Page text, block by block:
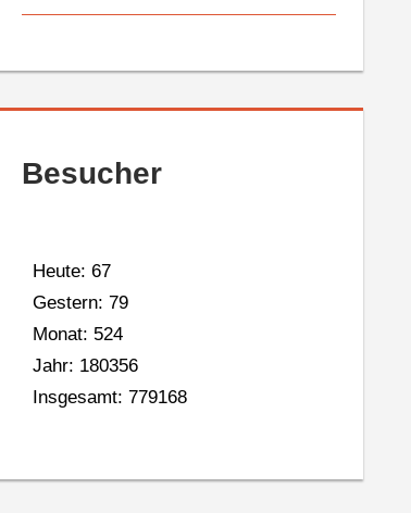
Besucher
Heute: 67
Gestern: 79
Monat: 524
Jahr: 180356
Insgesamt: 779168